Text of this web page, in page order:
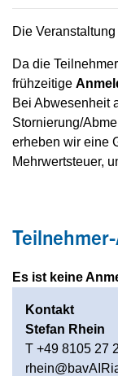
Kontakt
Stefan Rhein
T +49 8105 27
Die
Da die
frühzeitige
Bei Abwesenheit
Stornierung/
erheben wir eine
Mehrwertsteuer,
Es ist keine